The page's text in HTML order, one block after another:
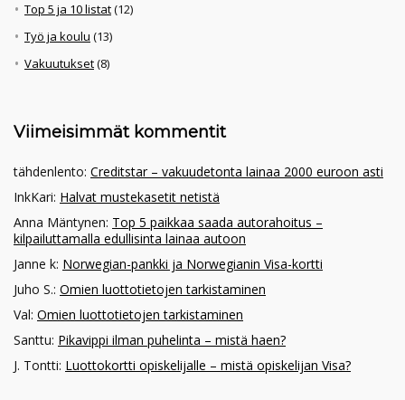
Top 5 ja 10 listat(12)
Työ ja koulu (13)
Vakuutukset(8)
Viimeisimmät kommentit
tähdenlento: Creditstar – vakuudetonta lainaa 2000 euroon asti
InkKari: Halvat mustekasetit netistä
Anna Mäntynen: Top 5 paikkaa saada autorahoitus –
kilpailuttamalla edullisinta lainaa autoon
Janne k: Norwegian-pankki ja Norwegianin Visa-kortti
Juho S.: Omien luottotietojen tarkistaminen
Val: Omien luottotietojen tarkistaminen
Santtu: Pikavippi ilman puhelinta – mistä haen?
J. Tontti: Luottokortti opiskelijalle – mistä opiskelijan Visa?